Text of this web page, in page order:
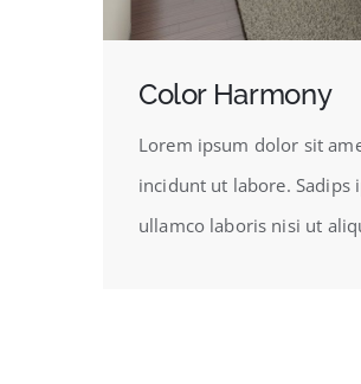
Color Harmony
Lorem ipsum dolor sit
incidunt ut labore. Sadips
ullamco laboris nisi ut